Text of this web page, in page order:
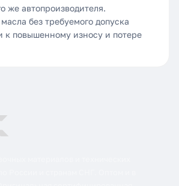
же автопроизводителя.
без требуемого допуска
к повышенному износу и потере